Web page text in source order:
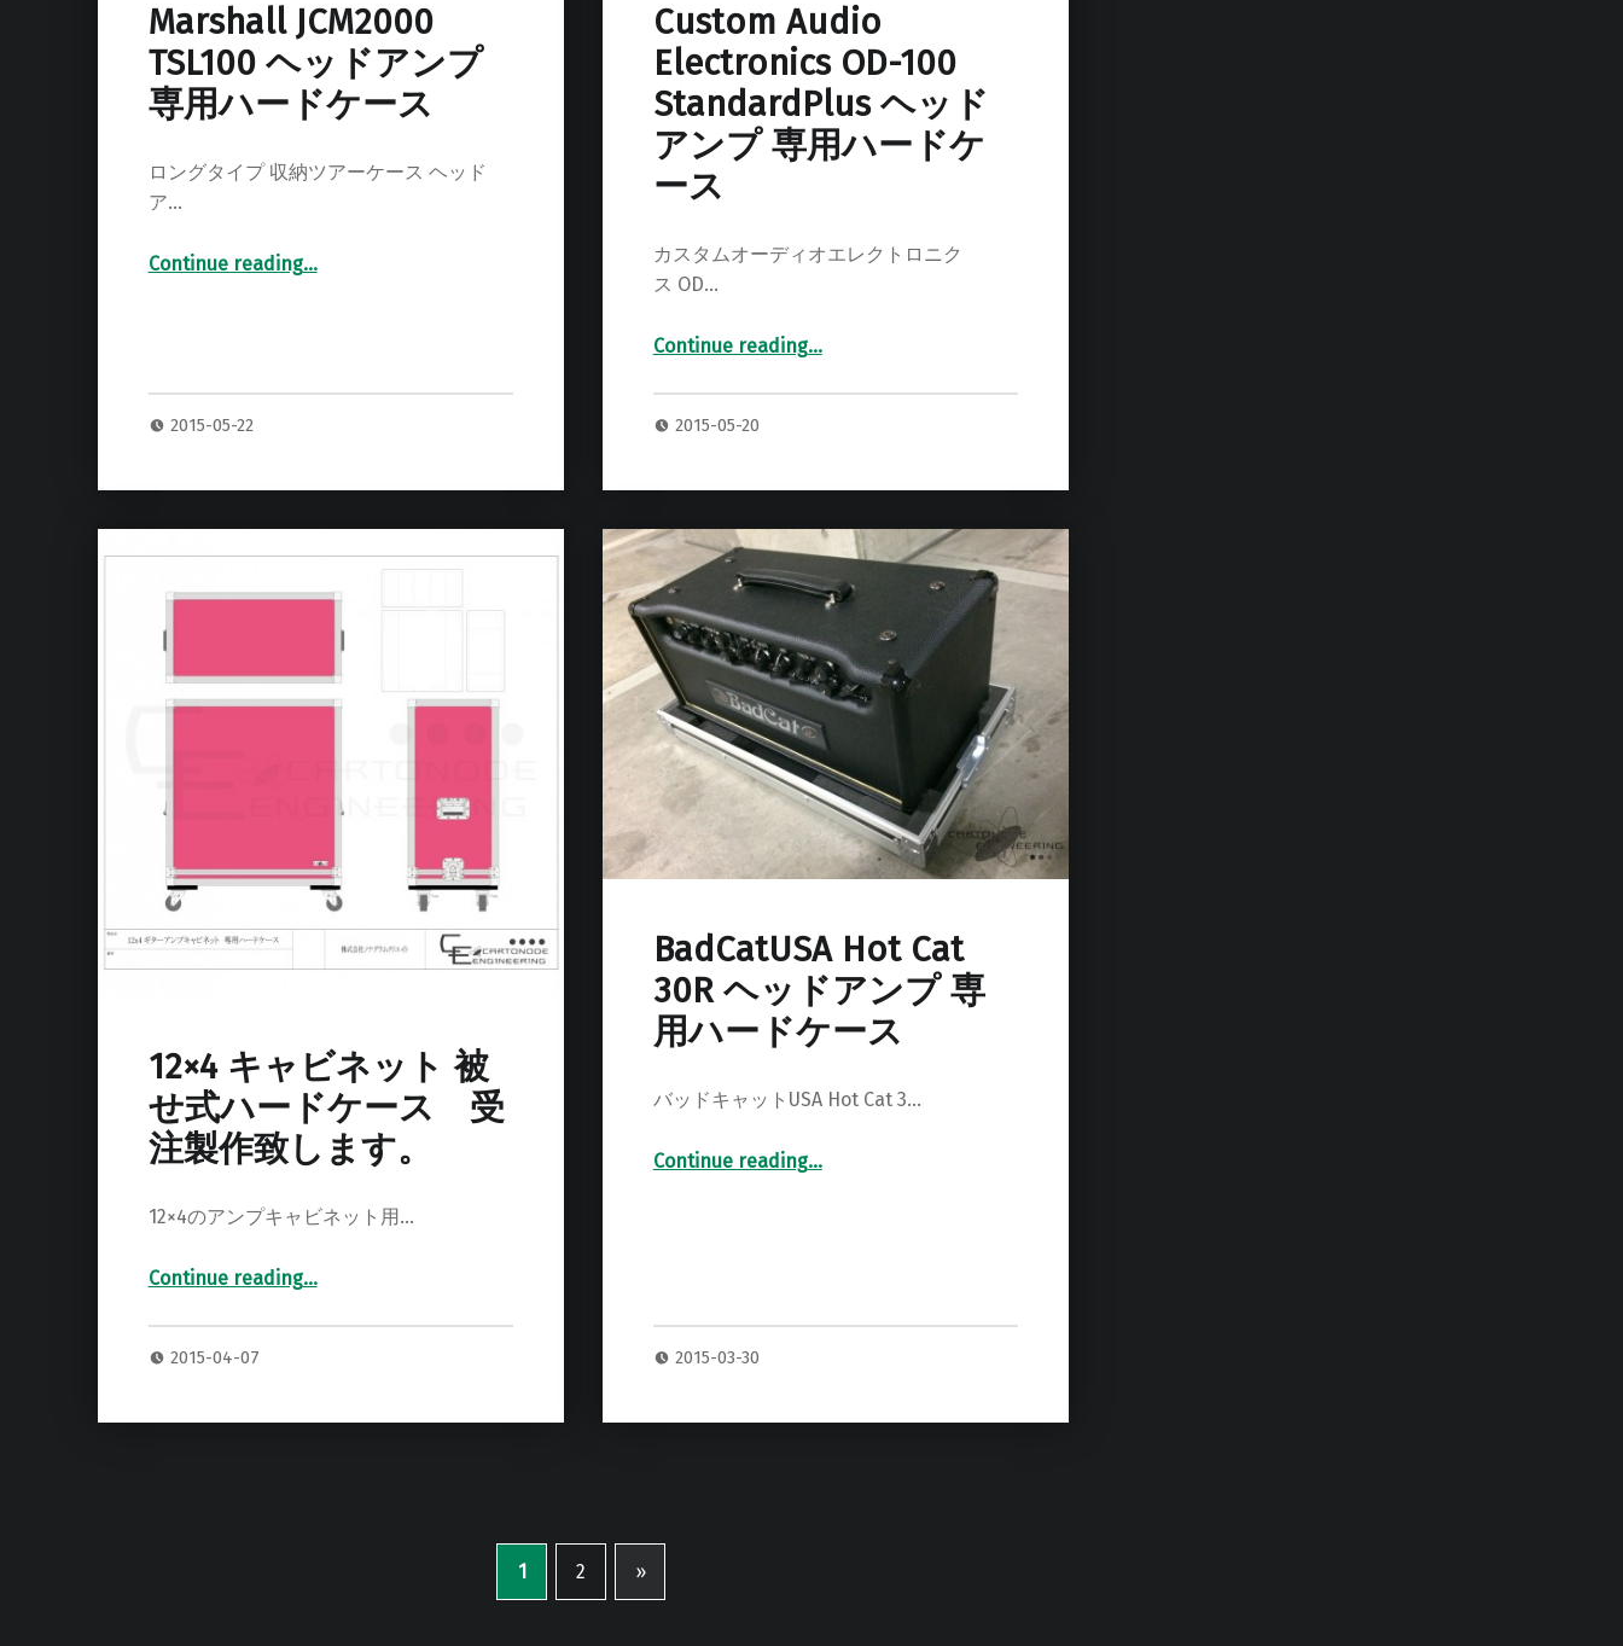
Marshall JCM2000
TSL100 ヘッドアンプ
専用ハードケース
ロングタイプ 収納ツアーケース ヘッド
ア…
Continue reading“Marshall JCM2000 TSL100 ヘッドアンプ 専用ハードケース”
…
2015-05-22
Custom Audio
Electronics OD-100
StandardPlus ヘッド
アンプ 専用ハードケ
ース
カスタムオーディオエレクトロニク
ス OD…
Continue reading“Custom Audio Electronics OD-100 StandardPlus ヘッドアンプ 専用ハードケース”
…
2015-05-20
12×4 キャビネット 被
せ式ハードケース 受
注製作致します。
12×4のアンプキャビネット用…
Continue reading
“12×4 キャビネット 被せ式ハードケース 受注製作致します。”
…
2015-04-07
BadCatUSA Hot Cat
30R ヘッドアンプ 専
用ハードケース
バッドキャットUSA Hot Cat 3…
Continue reading“BadCatUSA Hot Cat 30R ヘッドアンプ 専用ハードケース”
…
2015-03-30
1 2 Next page
»